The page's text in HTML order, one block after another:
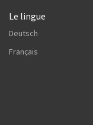
Le lingue
Deutsch
Français